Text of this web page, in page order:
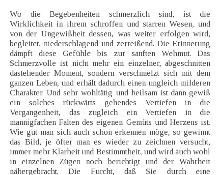
Wo die Begebenheiten schmerzlich sind, ist die
Wirklichkeit in ihrem schroffen und starren Wesen, und
von der Ungewißheit dessen, was weiter erfolgen wird,
begleitet, niederschlagend und zerreißend. Die Erinnerung
dämpft diese Gefühle bis zur sanften Wehmut. Das
Schmerzvolle ist nicht mehr ein einzelner, abgeschnitten
dastehender Moment, sondern verschmelzt sich mit dem
ganzen Leben, und erhält dadurch einen ungleich milderen
Charakter. Und sehr wohltätig und heilsam ist dann gewiß
ein solches rückwärts gehendes Vertiefen in die
Vergangenheit, das zugleich ein Vertiefen in die
mannigfachen Falten des eigenen Gemüts und Herzens ist.
Wie gut man sich auch schon erkennen möge, so gewinnt
das Bild, je öfter man es wieder zu zeichnen versucht,
immer mehr Klarheit und Bestimmtheit, und wird auch wohl
in einzelnen Zügen noch berichtigt und der Wahrheit
nähergebracht. Die Furcht, daß Sie durch eine